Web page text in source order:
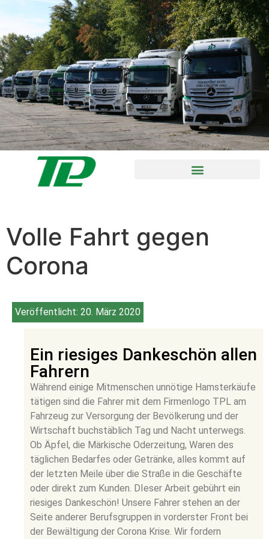
Volle Fahrt gegen
Corona
Veröffentlicht: 20. März 2020
Ein riesiges Dankeschön allen
Fahrern
Während einige Mitmenschen unnötige Hamsterkäufe
tätigen sind die Fahrer mit dem Firmenlogo TPL am
Fahrzeug zur Versorgung der Bevölkerung und der
Wirtschaft buchstäblich Tag und Nacht unterwegs.
Ob Äpfel, die Märkische Oderzeitung, Waren des
täglichen Bedarfes oder Getränke, alles kommt auf
der letzten Meile über die Straße in die Geschäfte
oder direkt zum Kunden. DIeser Arbeit gebührt ein
riesiges Dankeschön! Unsere Fahrer stehen an der
Seite anderer Berufsgruppen in vorderster Front bei
der Bewältigung der Corona Krise. Wir fordern